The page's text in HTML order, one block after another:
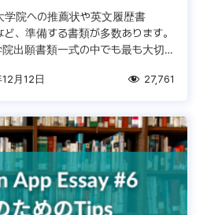
学院への推薦状や英文履歴書
、準備する書類が多数あります。
出願書類一式の中でも最も大切な
月12日 27,761